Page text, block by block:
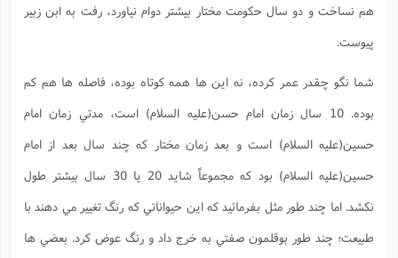
هم نساخت و دو سال حکومت مختار بيشتر دوام نياورد، رفت به ابن زبير
پيوست.
شما نگو چقدر عمر کرده، نه اين ها همه کوتاه بوده، فاصله ها هم کم
بوده. 10 سال زمان امام حسن(علیه السلام) است، مدتي زمان امام
حسين(علیه السلام) است و بعد زمان مختار که چند سال بعد از امام
حسين(علیه السلام) بود که مجموعاً شايد 20 يا 30 سال بيشتر طول
نکشد. اما چند طور مثل بفرمائيد که اين حيواناتي که رنگ تغيير مي دهند با
طبيعت؛ چند طور بوقلمون صفتي به خرج داد و رنگ عوض کرد. بعضي ها